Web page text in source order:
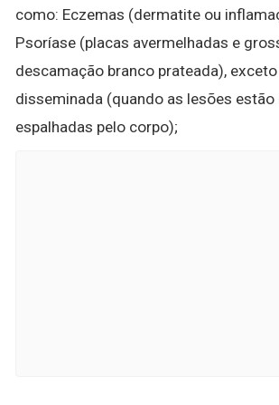
como: Eczemas (dermatite ou
Psoríase (placas avermelhadas e
descamação branco prateada),
disseminada (quando as lesões
espalhadas pelo corpo);